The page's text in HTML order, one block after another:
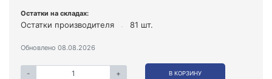
Остатки на складах:
Остатки производителя 81 шт.
Обновлено 08.08.2026
- + В КОРЗИНУ